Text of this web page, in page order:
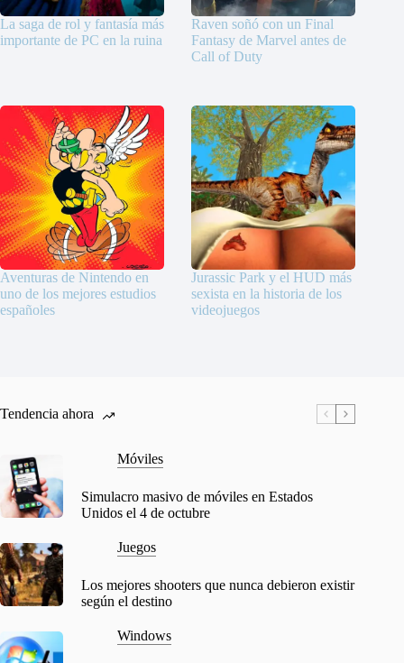
La saga de rol y fantasía más
importante de PC en la ruina
Raven soñó con un Final
Fantasy de Marvel antes de
Call of Duty
Aventuras de Nintendo en
uno de los mejores estudios
españoles
Jurassic Park y el HUD más
sexista en la historia de los
videojuegos
Tendencia ahora
Móviles
Simulacro masivo de móviles en Estados
Unidos el 4 de octubre
Juegos
Los mejores shooters que nunca debieron existir
según el destino
Windows